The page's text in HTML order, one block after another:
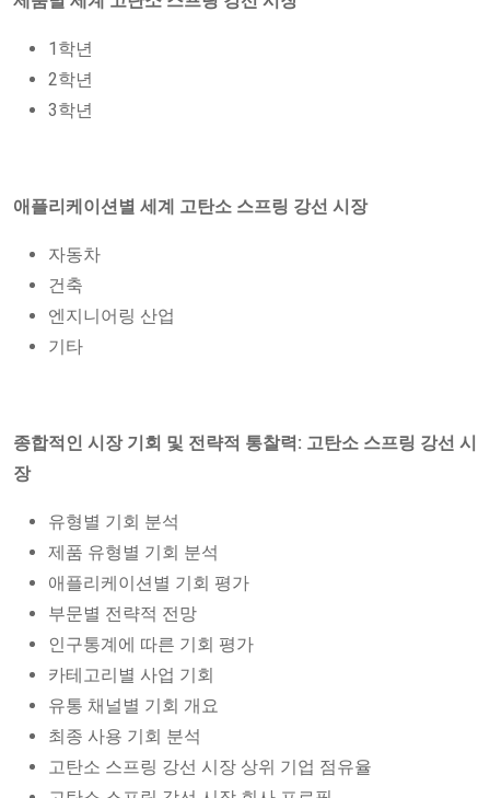
1학년
2학년
3학년
애플리케이션별 세계 고탄소 스프링 강선 시장
자동차
건축
엔지니어링 산업
기타
종합적인 시장 기회 및 전략적 통찰력: 고탄소 스프링 강선 시
장
유형별 기회 분석
제품 유형별 기회 분석
애플리케이션별 기회 평가
부문별 전략적 전망
인구통계에 따른 기회 평가
카테고리별 사업 기회
유통 채널별 기회 개요
최종 사용 기회 분석
고탄소 스프링 강선 시장 상위 기업 점유율